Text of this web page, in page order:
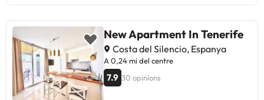
New Apartment In Tenerife
Costa del Silencio, Espanya
A 0,24 mi del centre
7.9 30 opinions